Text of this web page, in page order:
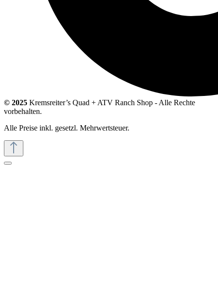
© 2025 Kremsreiter’s Quad + ATV Ranch Shop - Alle Rechte
vorbehalten.
Alle Preise inkl. gesetzl. Mehrwertsteuer.